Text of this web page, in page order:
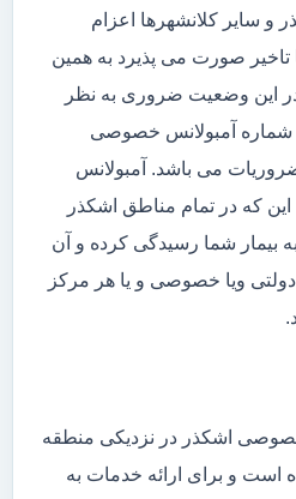
و سایر کلانشهرها اعزام
تاخیر صورت می پذیرد به همین
در این وضعیت ضروری به نظر
آمبولانس خصوصی
می باشد. آمبولانس
که در تمام مناطق اشکذر
بیمار شما رسیدگی کرده و آن
دولتی ویا خصوصی و یا هر مرکز
اشکذر در نزدیکی منطقه
است و برای ارائه خدمات به